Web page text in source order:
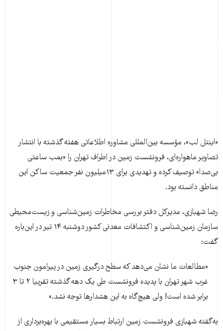
«اینتل‌ لب»، مؤسسه بین‌المللی مشاوره اطلاعاتی هفته گذشته با انتشار
تصاویر ماهواره‌ای، فرونشست زمین در اطراف تهران را «بمب ساعتی
بی‌صدا» توصیف کرده و تهدیدی برای ۱۳میلیون نفر جمعیت ساکن این
مناطق دانسته بود.
رضا شهبازی، مدیرکل دفتر بررسی مخاطرات زمین‌شناسی و زیست‌محیطی
سازمان زمین‌شناسی و اکتشافات‌ معدنی کشور دوشنبه ۱۴ تیر در این‌باره
گفت:
«مطالعات ما نشان می‌دهد که سطح درگیری زمین در پیرامون جنوب
غرب شهر تهران با پدیده فرونشست طی یک دهه گذشته تقرییا ۲ تا ۳
برابر شده است! ولی هیچ‌گاه به این هشدارها توجه نشد.»
به‌گفته شهبازی فرونشست زمین ارتباط بسیار مستقیمی با بهره‌برداری از